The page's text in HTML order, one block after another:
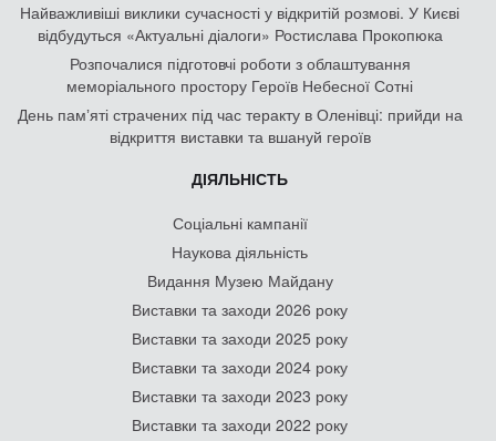
Найважливіші виклики сучасності у відкритій розмові. У Києві
відбудуться «Актуальні діалоги» Ростислава Прокопюка
Розпочалися підготовчі роботи з облаштування
меморіального простору Героїв Небесної Сотні
День памʼяті страчених під час теракту в Оленівці: прийди на
відкриття виставки та вшануй героїв
ДІЯЛЬНІСТЬ
Соціальні кампанії
Наукова діяльність
Видання Музею Майдану
Виставки та заходи 2026 року
Виставки та заходи 2025 року
Виставки та заходи 2024 року
Виставки та заходи 2023 року
Виставки та заходи 2022 року